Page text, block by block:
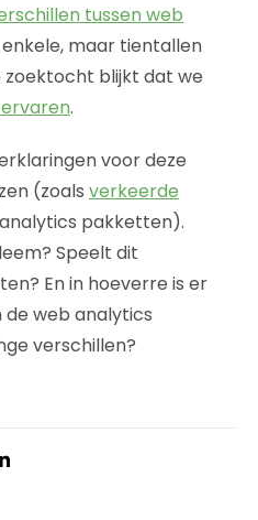
tussen web
maar tientallen
blijkt dat we
.
voor deze
(zoals verkeerde
pakketten).
Speelt dit
En in hoeverre is er
de web analytics
verschillen?